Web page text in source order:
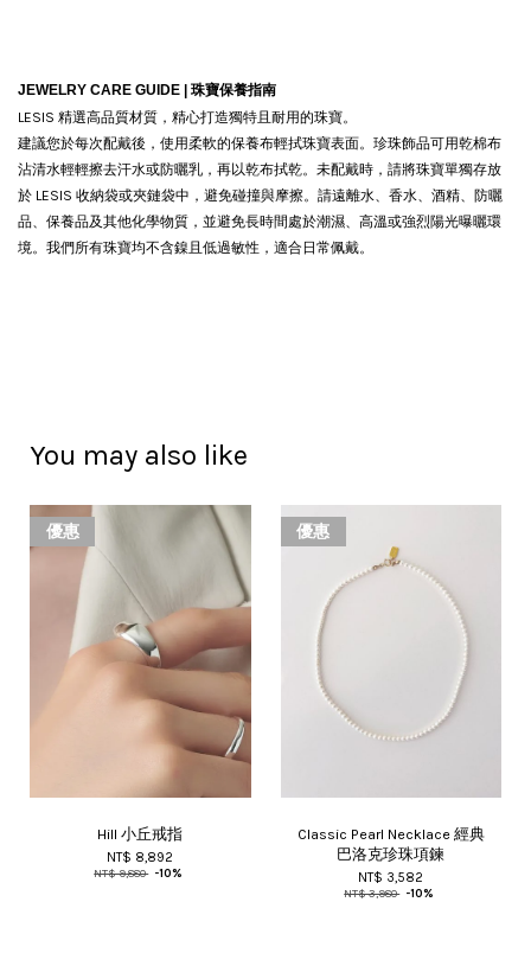
JEWELRY CARE GUIDE | 珠寶保養指南
LESIS 精選高品質材質，精心打造獨特且耐用的珠寶。
建議您於每次配戴後，使用柔軟的保養布輕拭珠寶表面。珍珠飾品可用乾棉布
沾清水輕輕擦去汗水或防曬乳，再以乾布拭乾。 未配戴時，請將珠寶單獨存放
於 LESIS 收納袋或夾鏈袋中，避免碰撞與摩擦。請遠離水、香水、酒精、防曬
品、保養品及其他化學物質，並避免長時間處於潮濕、高溫或強烈陽光曝曬環
境。我們所有珠寶均不含鎳且低過敏性，適合日常佩戴。
You may also like
優惠
Hill 小丘戒指
NT$ 8,892
NT$ 9,880 -10%
優惠
Classic Pearl Necklace 經典
巴洛克珍珠項鍊
NT$ 3,582
NT$ 3,980 -10%